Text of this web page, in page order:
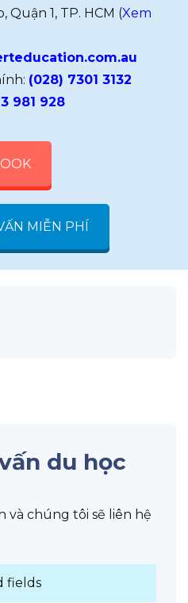
Quận 1, TP. HCM (Xem
(028) 7301 3132
981 928
MIỄN PHÍ
du học
và chúng tôi sẽ liên hệ
fields